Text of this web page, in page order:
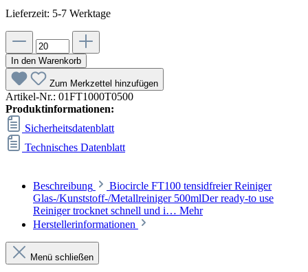
Lieferzeit: 5-7 Werktage
In den Warenkorb
Zum Merkzettel hinzufügen
Artikel-Nr.: 01FT1000T0500
Produktinformationen:
Sicherheitsdatenblatt
Technisches Datenblatt
Beschreibung
Biocircle FT100 tensidfreier Reiniger
Glas-/Kunststoff-/Metallreiniger 500mlDer ready-to use
Reiniger trocknet schnell und i… Mehr
Herstellerinformationen
Menü schließen